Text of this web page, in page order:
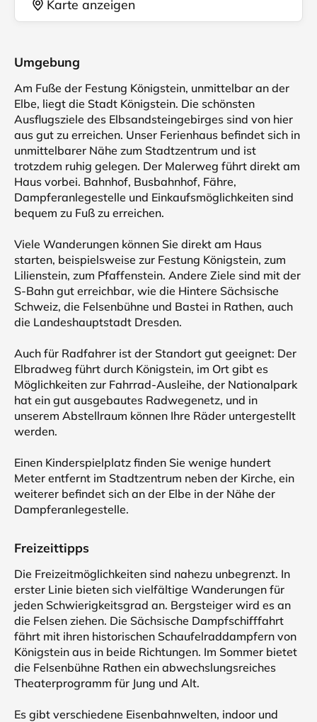
Karte anzeigen
Umgebung
Am Fuße der Festung Königstein, unmittelbar an der
Elbe, liegt die Stadt Königstein. Die schönsten
Ausflugsziele des Elbsandsteingebirges sind von hier
aus gut zu erreichen. Unser Ferienhaus befindet sich in
unmittelbarer Nähe zum Stadtzentrum und ist
trotzdem ruhig gelegen. Der Malerweg führt direkt am
Haus vorbei. Bahnhof, Busbahnhof, Fähre,
Dampferanlegestelle und Einkaufsmöglichkeiten sind
bequem zu Fuß zu erreichen.
Viele Wanderungen können Sie direkt am Haus
starten, beispielsweise zur Festung Königstein, zum
Lilienstein, zum Pfaffenstein. Andere Ziele sind mit der
S-Bahn gut erreichbar, wie die Hintere Sächsische
Schweiz, die Felsenbühne und Bastei in Rathen, auch
die Landeshauptstadt Dresden.
Auch für Radfahrer ist der Standort gut geeignet: Der
Elbradweg führt durch Königstein, im Ort gibt es
Möglichkeiten zur Fahrrad-Ausleihe, der Nationalpark
hat ein gut ausgebautes Radwegenetz, und in
unserem Abstellraum können Ihre Räder untergestellt
werden.
Einen Kinderspielplatz finden Sie wenige hundert
Meter entfernt im Stadtzentrum neben der Kirche, ein
weiterer befindet sich an der Elbe in der Nähe der
Dampferanlegestelle.
Freizeittipps
Die Freizeitmöglichkeiten sind nahezu unbegrenzt. In
erster Linie bieten sich vielfältige Wanderungen für
jeden Schwierigkeitsgrad an. Bergsteiger wird es an
die Felsen ziehen. Die Sächsische Dampfschifffahrt
fährt mit ihren historischen Schaufelraddampfern von
Königstein aus in beide Richtungen. Im Sommer bietet
die Felsenbühne Rathen ein abwechslungsreiches
Theaterprogramm für Jung und Alt.
Es gibt verschiedene Eisenbahnwelten, indoor und